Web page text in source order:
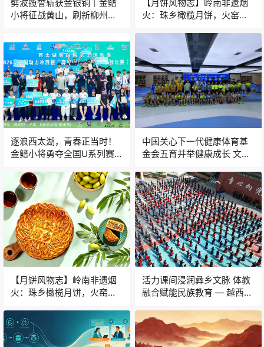
劈波揽誉斩获金银铜｜金鳍
小将征战黄山，刷新柳州水
【月饼风物志】岭南非遗烟
火：珠乡橄榄月饼，火窑古
逐浪西太湖，青春正当时！
金鳍小将勇夺全国U系列赛季
中国关心下一代健康体育基
金会五育并举健康成长 文体
【月饼风物志】岭南非遗烟
火：珠乡橄榄月饼，火窑古
活力课间浸润彝乡文脉 体教
融合赋能民族教育 — 越西县
族风情特色阳光体育大课间